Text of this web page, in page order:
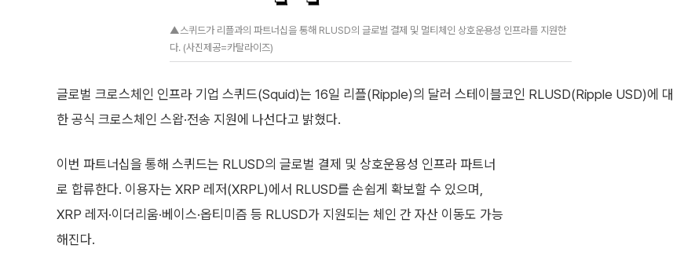
▲스퀴드가 리플과의 파트너십을 통해 RLUSD의 글로벌 결제 및 멀티체인 상호운용성 인프라를 지원한
다. (사진제공=카탈라이즈)
글로벌 크로스체인 인프라 기업 스퀴드(Squid)는 16일 리플(Ripple)의 달러 스테이블코인 RLUSD(Ripple USD)에 대
한 공식 크로스체인 스왑·전송 지원에 나선다고 밝혔다.
이번 파트너십을 통해 스퀴드는 RLUSD의 글로벌 결제 및 상호운용성 인프라 파트너
로 합류한다. 이용자는 XRP 레저(XRPL)에서 RLUSD를 손쉽게 확보할 수 있으며,
XRP 레저·이더리움·베이스·옵티미즘 등 RLUSD가 지원되는 체인 간 자산 이동도 가능
해진다.